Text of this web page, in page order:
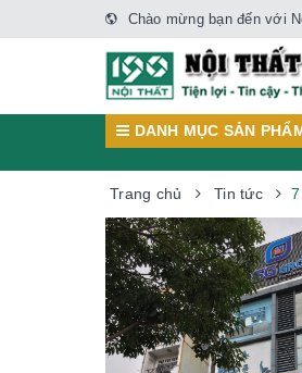
Chào mừng bạn đến với
DANH MỤC SẢN
Trang chủ Tin tức